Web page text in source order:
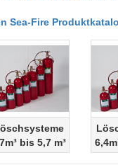
Sea-Fire
bis 5,7 m³